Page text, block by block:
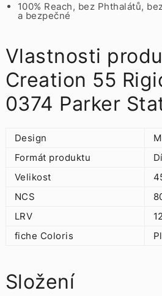
100% Reach, bez Phthalátů,
a bezpečné
Vlastnosti
Creation 55
0374 Parker
Design
Formát produktu
Velikost
NCS
LRV
fiche Coloris
Složení